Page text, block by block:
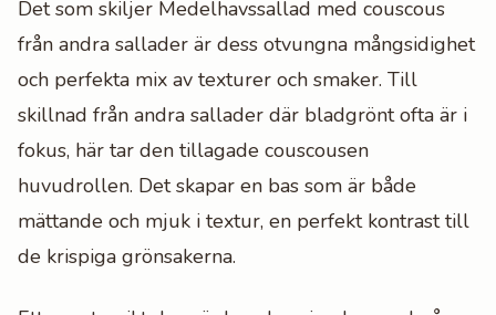
Det som skiljer Medelhavssallad med couscous
från andra sallader är dess otvungna mångsidighet
och perfekta mix av texturer och smaker. Till
skillnad från andra sallader där bladgrönt ofta är i
fokus, här tar den tillagade couscousen
huvudrollen. Det skapar en bas som är både
mättande och mjuk i textur, en perfekt kontrast till
de krispiga grönsakerna.